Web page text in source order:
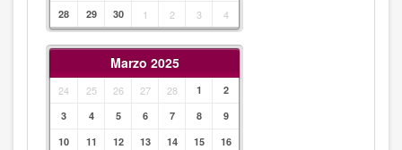
28
29 30 1 2 3 4
Marzo 2025
24 25 26 27 28 1
2
3
4 5 6 7 8
9
10
11 12 13 14 15
16